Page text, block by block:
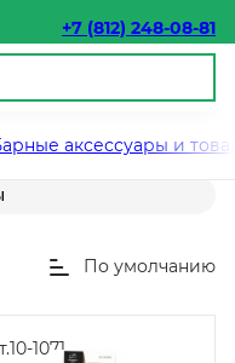
+7 (812) 248-08-81
аксессуары и
По умолчанию
10-1071